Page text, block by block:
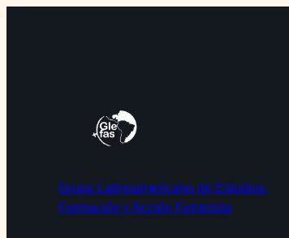
Grupo Latinoamericano de Estudios,
Formación y Acción Feminista